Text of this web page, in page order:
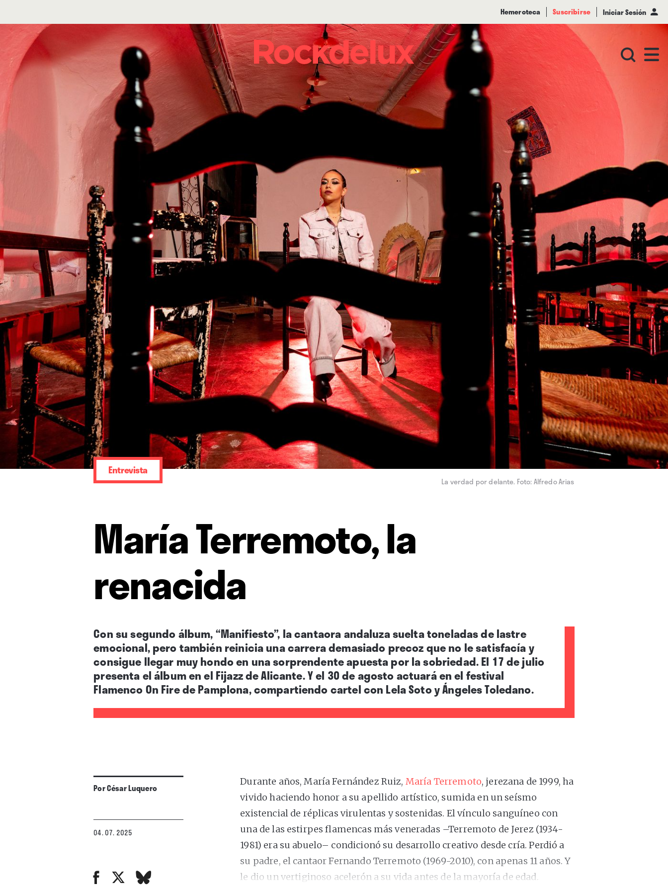
Hemeroteca Suscribirse Iniciar Sesión
La verdad por delante. Foto: Alfredo Arias
Entrevista
María Terremoto, la
renacida
Con su segundo álbum, “Manifiesto”, la cantaora andaluza suelta toneladas de lastre
emocional, pero también reinicia una carrera demasiado precoz que no le satisfacía y
consigue llegar muy hondo en una sorprendente apuesta por la sobriedad. El 17 de julio
presenta el álbum en el Fijazz de Alicante. Y el 30 de agosto actuará en el festival
Flamenco On Fire de Pamplona, compartiendo cartel con Lela Soto y Ángeles Toledano.
PorCésar Luquero
04. 07. 2025
Durante años, María Fernández Ruiz, María Terremoto, jerezana de 1999, ha
vivido haciendo honor a su apellido artístico, sumida en un seísmo
existencial de réplicas virulentas y sostenidas. El vínculo sanguíneo con
una de las estirpes flamencas más veneradas –Terremoto de Jerez (1934-
1981) era su abuelo– condicionó su desarrollo creativo desde cría. Perdió a
su padre, el cantaor Fernando Terremoto (1969-2010), con apenas 11 años. Y
le dio un vertiginoso acelerón a su vida antes de la mayoría de edad.